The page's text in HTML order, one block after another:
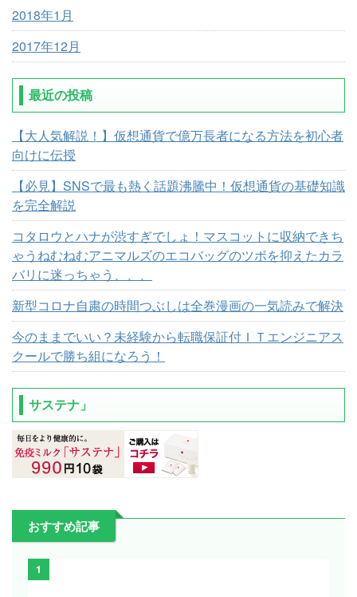
2018年1月
2017年12月
最近の投稿
【大人気解説！】仮想通貨で億万長者になる方法を初心者
向けに伝授
【必見】SNSで最も熱く話題沸騰中！仮想通貨の基礎知識
を完全解説
コタロウとハナが渋すぎでしょ！マスコットに収納できち
ゃうねむねむアニマルズのエコバッグのツボを抑えたカラ
バリに迷っちゃう、、、
新型コロナ自粛の時間つぶしは全巻漫画の一気読みで解決
今のままでいい？未経験から転職保証付ＩＴエンジニアス
クールで勝ち組になろう！
サステナ」
おすすめ記事
1